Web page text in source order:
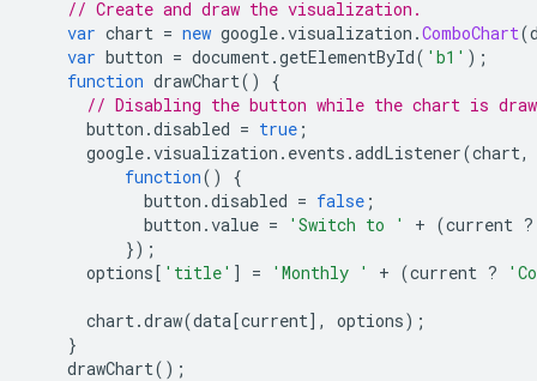
// Create and draw the visualization.
var chart = new google.visualization .ComboChart(
var button = document.getElementById( 'b1' );
function drawChart()
{
// Disabling the button while the chart is
button .disabled = true ;
google.visualization . events .addListener(chart,
function()
{
button .disabled = false ;
button .value = 'Switch to ' + (current ?
});
options[ 'title' ] = 'Monthly ' + (current ?
chart.draw(data[current], options);
}
drawChart();